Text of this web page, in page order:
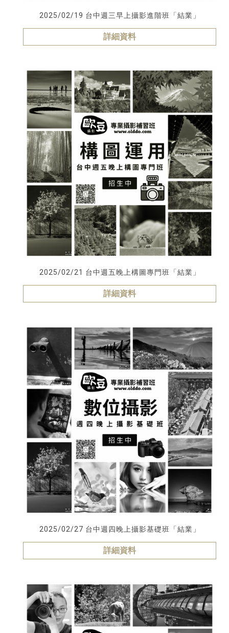
2025/02/19 台中週三早上攝影進階班「結業」
詳細資料
2025/02/21 台中週五晚上構圖專門班「結業」
詳細資料
2025/02/27 台中週四晚上攝影基礎班「結業」
詳細資料